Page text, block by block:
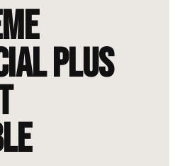
plus